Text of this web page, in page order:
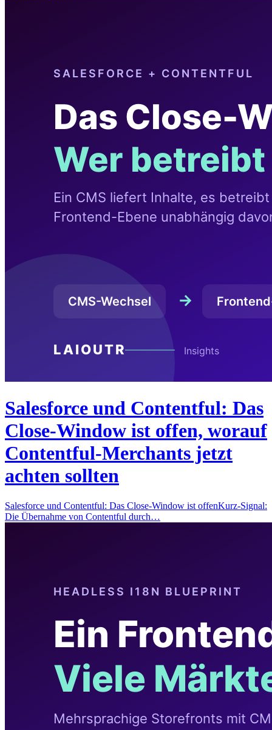
Salesforce und Contentful: Das
Close-Window ist offen, worauf
Contentful-Merchants jetzt
achten sollten
Salesforce und Contentful: Das Close-Window ist offenKurz-Signal:
Die Übernahme von Contentful durch…